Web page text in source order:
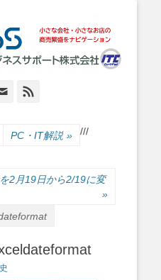
岸本ビジネスサポ
ート株式会社
経営をナビゲーション
Email
/
PC・IT解説 » //
2月19日から2/19に変
»